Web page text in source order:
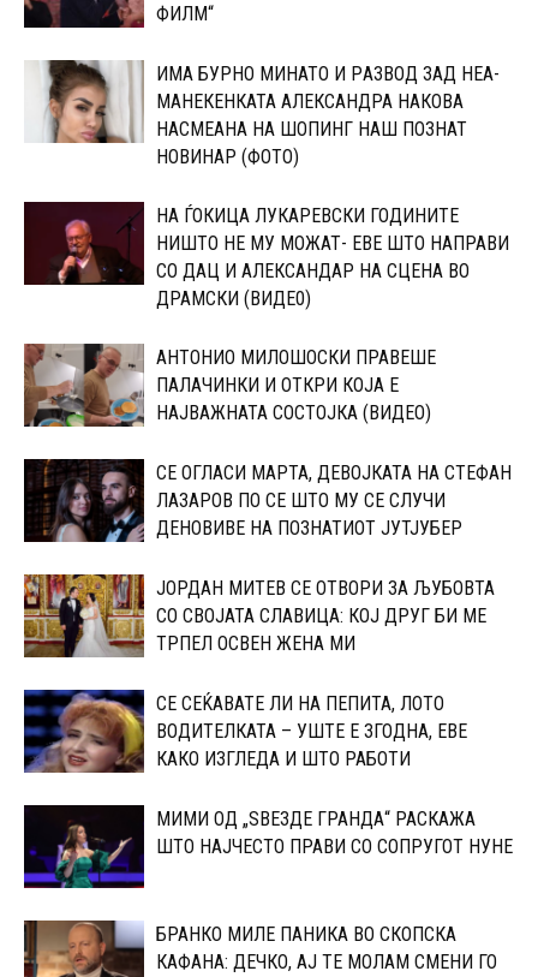
ФИЛМ“
ИМА БУРНО МИНАТО И PАЗВОД ЗАД НЕА-
МАНЕКЕНКАТА АЛЕКСАНДРА НАКОВА
НАСМЕАНА НА ШОПИНГ НАШ ПОЗНАТ
НОВИНАР (ФОТО)
НА ЃОКИЦА ЛУКАРЕВСКИ ГОДИНИТЕ
НИШТО НЕ МУ МОЖАТ- ЕВЕ ШТО НАПРАВИ
CО ДАЦ И АЛЕКСАНДАР НА СЦЕНА ВО
ДРАМСКИ (ВИДЕ0)
АНТОНИО МИЛОШОСКИ ПРАВЕШЕ
ПАЛАЧИНКИ И ОТКРИ КОЈА Е
НАЈВАЖНАТА СОСТОЈКА (ВИДЕО)
СЕ ОГЛАСИ МАРТА, ДЕВОЈКАТА НА СТЕФАН
ЛАЗАРОВ ПО СЕ ШТО МУ СЕ СЛУЧИ
ДЕНОВИВЕ НА ПОЗНАТИОТ ЈУТЈУБЕР
ЈОРДАН МИТЕВ СЕ ОТВОРИ ЗА ЉУБОВТА
СО СВОЈАТА СЛАВИЦА: КОЈ ДРУГ БИ МЕ
ТРПЕЛ ОСВЕН ЖЕНА МИ
СЕ СЕЌАВАТЕ ЛИ НА ПЕПИТА, ЛОТО
ВОДИТЕЛКАТА – УШТЕ Е ЗГОДНА, ЕВЕ
КАКО ИЗГЛЕДА И ШТО РАБОТИ
МИМИ ОД „ЅВЕЗДЕ ГРАНДА“ РАСКАЖА
ШТО НАЈЧЕСТО ПРАВИ СО СОПРУГОТ НУНЕ
БРАНКО МИЛЕ ПАНИКА ВО СКОПСКА
КАФАНА: ДЕЧКО, АЈ ТЕ МОЛАМ СМЕНИ ГО